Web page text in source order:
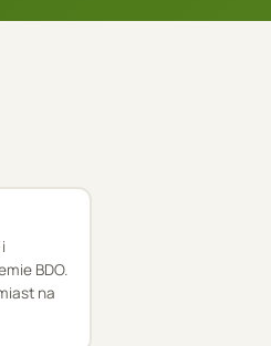
BDO.
na